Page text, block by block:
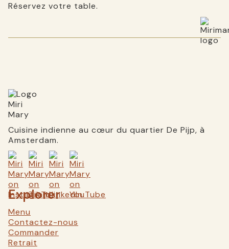
Réservez votre table.
Explorer
Menu
Contactez-nous
Commander
Retrait
Cuisine indienne au cœur du quartier De Pijp, à
Amsterdam.